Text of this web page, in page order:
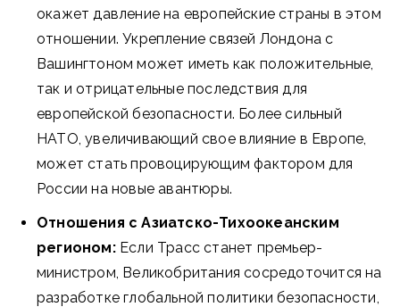
окажет давление на европейские страны в этом
отношении. Укрепление связей Лондона с
Вашингтоном может иметь как положительные,
так и отрицательные последствия для
европейской безопасности. Более сильный
НАТО, увеличивающий свое влияние в Европе,
может стать провоцирующим фактором для
России на новые авантюры.
Отношения с Азиатско-Тихоокеанским
регионом:Если Трасс станет премьер-
министром, Великобритания сосредоточится на
разработке глобальной политики безопасности,